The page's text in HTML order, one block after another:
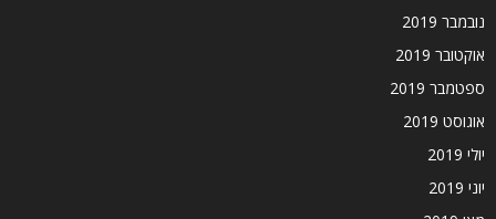
נובמבר 2019
אוקטובר 2019
ספטמבר 2019
אוגוסט 2019
יולי 2019
יוני 2019